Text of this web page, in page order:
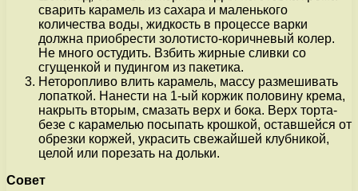
сварить карамель из сахара и маленького
количества воды, жидкость в процессе варки
должна приобрести золотисто-коричневый колер.
Не много остудить. Взбить жирные сливки со
сгущенкой и пудингом из пакетика.
Неторопливо влить карамель, массу размешивать
лопаткой. Нанести на 1-ый коржик половину крема,
накрыть вторым, смазать верх и бока. Верх торта-
безе с карамелью посыпать крошкой, оставшейся от
обрезки коржей, украсить свежайшей клубникой,
целой или порезать на дольки.
Совет